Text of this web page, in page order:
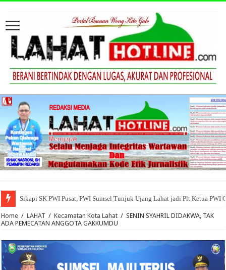
Sikapi SK PWI Pusat, PWI Sumsel Tunjuk Ujang Lahat jadi Plt Ketua PWI
Home / LAHAT / Kecamatan Kota Lahat / SENIN SYAHRIL DIDAKWA, TAK
ADA PEMECATAN ANGGOTA GAKKUMDU